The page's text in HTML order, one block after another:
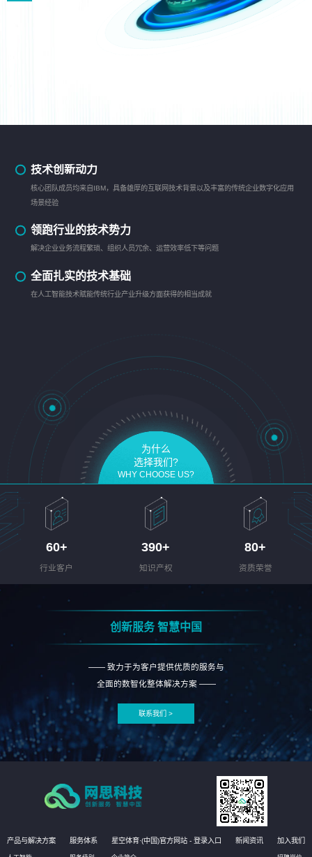
技术创新动力
核心团队成员均来自IBM，具备雄厚的互联网技术背景以及丰富的传统企业数字化应用
场景经验
领跑行业的技术势力
解决企业业务流程繁琐、组织人员冗余、运营效率低下等问题
全面扎实的技术基础
在人工智能技术赋能传统行业产业升级方面获得的相当成就
为什么
选择我们?
WHY CHOOSE US?
60+
行业客户
390+
知识产权
80+
资质荣誉
创新服务 智慧中国
—— 致力于为客户提供优质的服务与
全面的数智化整体解决方案 ——
联系我们 >
产品与解决方案 服务体系 星空体育·(中国)官方网站 - 登录入口 新闻资讯 加入我们